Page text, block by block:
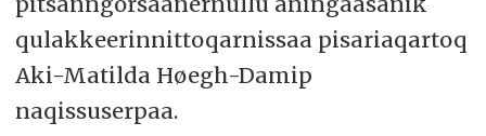
qulakkeerinnittoqarnissaa pisariaqartoq
Aki-Matilda Høegh-Damip
naqissuserpaa.